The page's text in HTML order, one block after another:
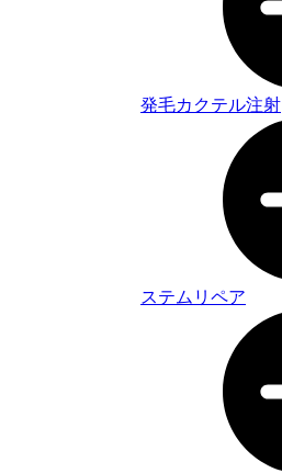
発毛カクテル注射
ステムリペア